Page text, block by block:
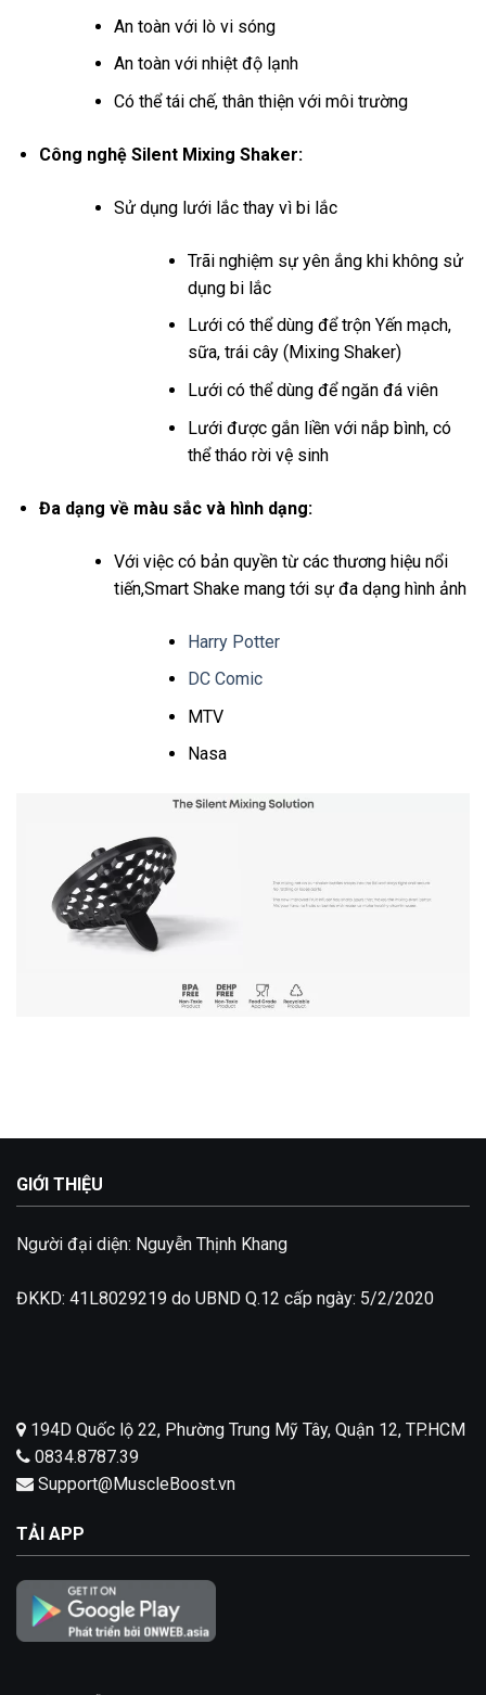
An toàn với lò vi sóng
An toàn với nhiệt độ lạnh
Có thể tái chế, thân thiện với môi trường
Công nghệ Silent Mixing Shaker:
Sử dụng lưới lắc thay vì bi lắc
Trãi nghiệm sự yên ắng khi không sử
dụng bi lắc
Lưới có thể dùng để trộn Yến mạch,
sữa, trái cây (Mixing Shaker)
Lưới có thể dùng để ngăn đá viên
Lưới được gắn liền với nắp bình, có
thể tháo rời vệ sinh
Đa dạng về màu sắc và hình dạng:
Với việc có bản quyền từ các thương hiệu nổi
tiến,Smart Shake mang tới sự đa dạng hình ảnh
Harry Potter
DC Comic
MTV
Nasa
GIỚI THIỆU
Người đại diện: Nguyễn Thịnh Khang
ĐKKD: 41L8029219 do UBND Q.12 cấp ngày: 5/2/2020
194D Quốc lộ 22, Phường Trung Mỹ Tây, Quận 12, TP.HCM
0834.8787.39
Support@MuscleBoost.vn
TẢI APP